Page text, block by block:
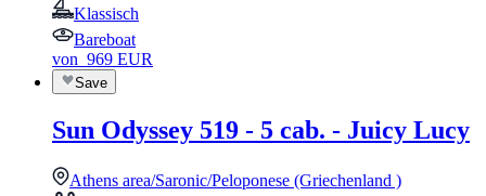
Klassisch
Bareboat
von 969 EUR
Save
Sun Odyssey 519 - 5 cab. - Juicy Lucy
Athens area/Saronic/Peloponese (Griechenland )